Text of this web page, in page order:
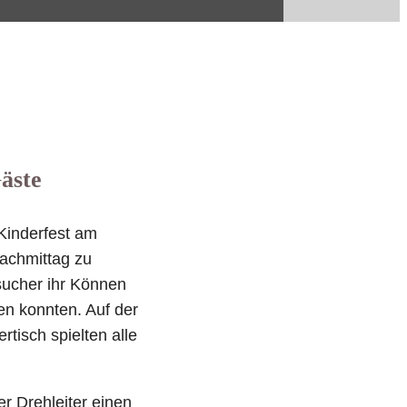
am
zu
ihr Können
konnten. Auf der
spielten alle
Drehleiter einen